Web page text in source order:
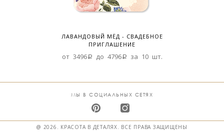
ЛАВАНДОВЫЙ МЁД - СВАДЕБНОЕ
ПРИГЛАШЕНИЕ
от 3496a до 4796a за 10 шт.
МЫ В СОЦИАЛЬНЫХ СЕТЯХ
@ 2026. КРАСОТА В ДЕТАЛЯХ. ВСЕ ПРАВА ЗАЩИЩЕНЫ